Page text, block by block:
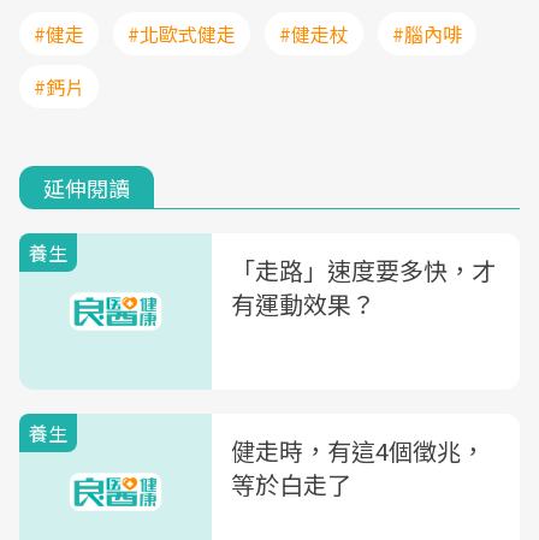
#健走 #北歐式健走 #健走杖
#腦內啡
#鈣片
延伸閱讀
養生
「走路」速度要多快，才
有運動效果？
養生
健走時，有這4個徵兆，
等於白走了